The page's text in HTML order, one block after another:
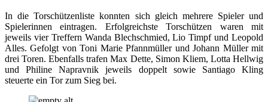
In die Torschützenliste konnten sich gleich mehrere Spieler und
Spielerinnen eintragen. Erfolgreichste Torschützen waren mit
jeweils vier Treffern Wanda Blechschmied, Lio Timpf und Leopold
Alles. Gefolgt von Toni Marie Pfannmüller und Johann Müller mit
drei Toren. Ebenfalls trafen Max Dette, Simon Kliem, Lotta Hellwig
und Philine Napravnik jeweils doppelt sowie Santiago Kling
steuerte ein Tor zum Sieg bei.